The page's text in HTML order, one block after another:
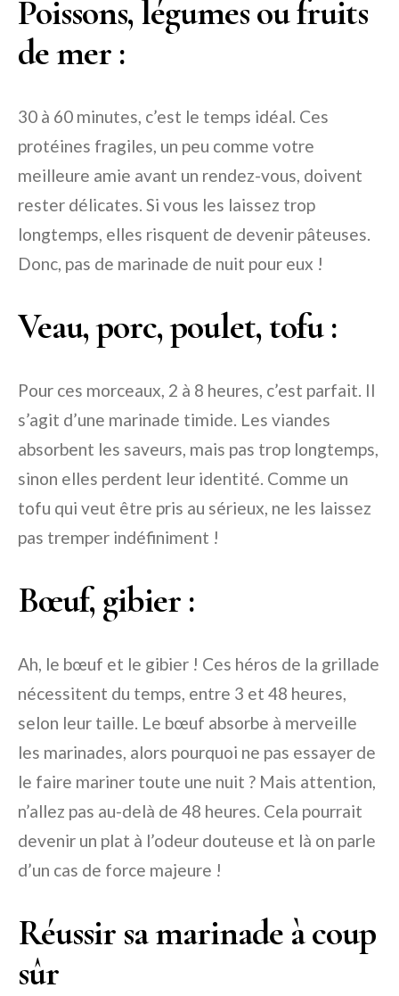
Poissons, légumes ou fruits
de mer :
30 à 60 minutes, c’est le temps idéal. Ces
protéines fragiles, un peu comme votre
meilleure amie avant un rendez-vous, doivent
rester délicates. Si vous les laissez trop
longtemps, elles risquent de devenir pâteuses.
Donc, pas de marinade de nuit pour eux !
Veau, porc, poulet, tofu :
Pour ces morceaux, 2 à 8 heures, c’est parfait. Il
s’agit d’une marinade timide. Les viandes
absorbent les saveurs, mais pas trop longtemps,
sinon elles perdent leur identité. Comme un
tofu qui veut être pris au sérieux, ne les laissez
pas tremper indéfiniment !
Bœuf, gibier :
Ah, le bœuf et le gibier ! Ces héros de la grillade
nécessitent du temps, entre 3 et 48 heures,
selon leur taille. Le bœuf absorbe à merveille
les marinades, alors pourquoi ne pas essayer de
le faire mariner toute une nuit ? Mais attention,
n’allez pas au-delà de 48 heures. Cela pourrait
devenir un plat à l’odeur douteuse et là on parle
d’un cas de force majeure !
Réussir sa marinade à coup
sûr